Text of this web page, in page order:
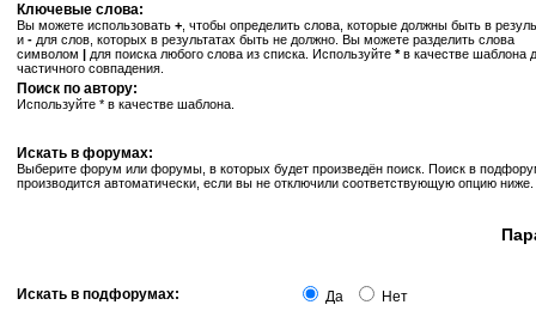
Ключевые слова:
Вы можете использовать + , чтобы определить слова, которые должны быть в
и - для слов, которых в результатах быть не должно. Вы можете разделить слова
символом | для поиска любого слова из списка. Используйте *в качестве шаблона
частичного совпадения.
Поиск по автору:
Используйте * в качестве шаблона.
Искать в форумах:
Выберите форум или форумы, в которых будет произведён поиск. Поиск в
производится автоматически, если вы не отключили соответствующую опцию ниже.
Искать в подфорумах: Да Нет